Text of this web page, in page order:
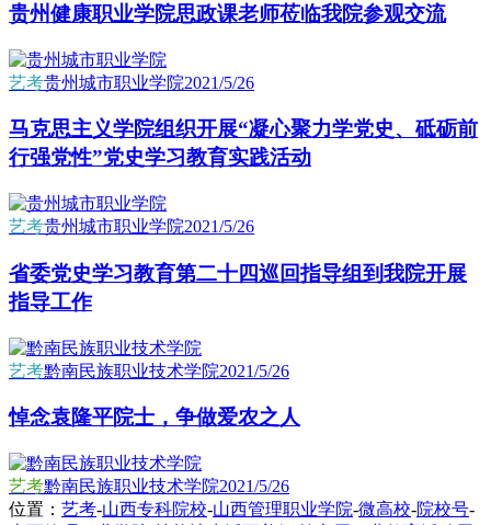
贵州健康职业学院思政课老师莅临我院参观交流
艺考贵州城市职业学院2021/5/26
马克思主义学院组织开展“凝心聚力学党史、砥砺前
行强党性”党史学习教育实践活动
艺考贵州城市职业学院2021/5/26
省委党史学习教育第二十四巡回指导组到我院开展
指导工作
艺考黔南民族职业技术学院2021/5/26
悼念袁隆平院士，争做爱农之人
艺考黔南民族职业技术学院2021/5/26
位置： 艺考-山西专科院校-山西管理职业学院-微高校-院校号-